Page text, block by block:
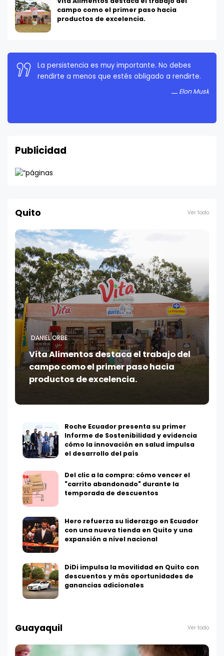
campo como el primer paso hacia
productos de excelencia.
La persistencia es muy importante. No debes
rendirte a menos que estés obligado a rendirte.
Elon Musk
Publicidad
Quito Ver todo
DANIEL ORBE
Vita Alimentos destaca el trabajo del
campo como el primer paso hacia
productos de excelencia.
Roche Ecuador presenta su primer
Informe de Sostenibilidad y evidencia
cómo la innovación en salud impulsa
el desarrollo del país
Del clic a la compra: cómo vencer el
"carrito abandonado" durante la
temporada de descuentos
Hero refuerza su liderazgo en Ecuador
con una nueva tienda en Quito y una
expansión a nivel nacional
DiDi impulsa la movilidad en Quito con
descuentos y más oportunidades de
ganancias adicionales
Guayaquil Ver todo